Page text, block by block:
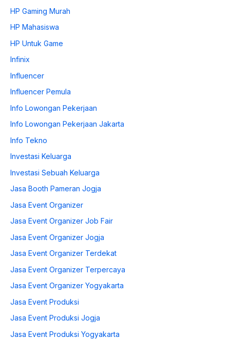
HP Gaming Murah
HP Mahasiswa
HP Untuk Game
Infinix
Influencer
Influencer Pemula
Info Lowongan Pekerjaan
Info Lowongan Pekerjaan Jakarta
Info Tekno
Investasi Keluarga
Investasi Sebuah Keluarga
Jasa Booth Pameran Jogja
Jasa Event Organizer
Jasa Event Organizer Job Fair
Jasa Event Organizer Jogja
Jasa Event Organizer Terdekat
Jasa Event Organizer Terpercaya
Jasa Event Organizer Yogyakarta
Jasa Event Produksi
Jasa Event Produksi Jogja
Jasa Event Produksi Yogyakarta